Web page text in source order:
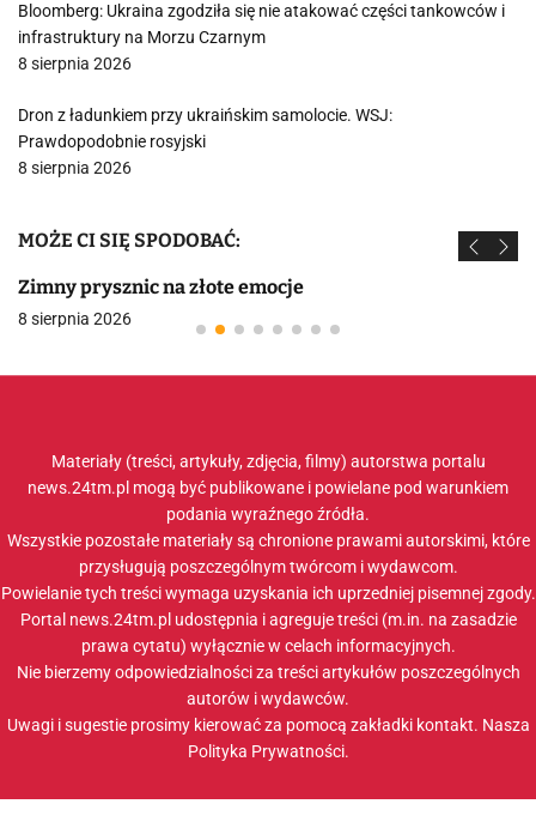
Bloomberg: Ukraina zgodziła się nie atakować części tankowców i
infrastruktury na Morzu Czarnym
8 sierpnia 2026
Dron z ładunkiem przy ukraińskim samolocie. WSJ:
Prawdopodobnie rosyjski
8 sierpnia 2026
MOŻE CI SIĘ SPODOBAĆ:
Zimny prysznic na złote emocje
8 sierpnia 2026
Materiały (treści, artykuły, zdjęcia, filmy) autorstwa portalu
news.24tm.pl mogą być publikowane i powielane pod warunkiem
podania wyraźnego źródła.
Wszystkie pozostałe materiały są chronione prawami autorskimi, które
przysługują poszczególnym twórcom i wydawcom.
Powielanie tych treści wymaga uzyskania ich uprzedniej pisemnej zgody.
Portal news.24tm.pl udostępnia i agreguje treści (m.in. na zasadzie
prawa cytatu) wyłącznie w celach informacyjnych.
Nie bierzemy odpowiedzialności za treści artykułów poszczególnych
autorów i wydawców.
Uwagi i sugestie prosimy kierować za pomocą zakładki kontakt. Nasza
Polityka Prywatności.